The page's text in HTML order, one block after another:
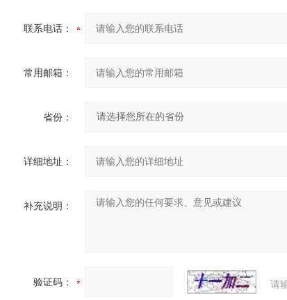
联系电话：
常用邮箱：
省份：
详细地址：
补充说明：
验证码： 请